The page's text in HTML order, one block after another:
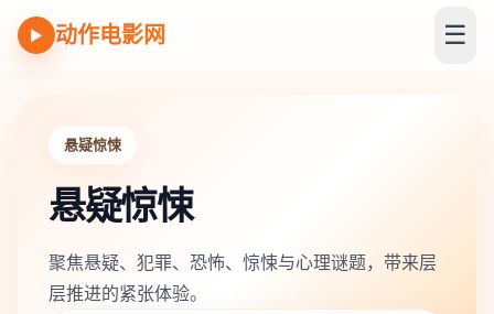
▶ 动作电影网 ☰
悬疑惊悚
悬疑惊悚
聚焦悬疑、犯罪、恐怖、惊悚与心理谜题，带来层
层推进的紧张体验。